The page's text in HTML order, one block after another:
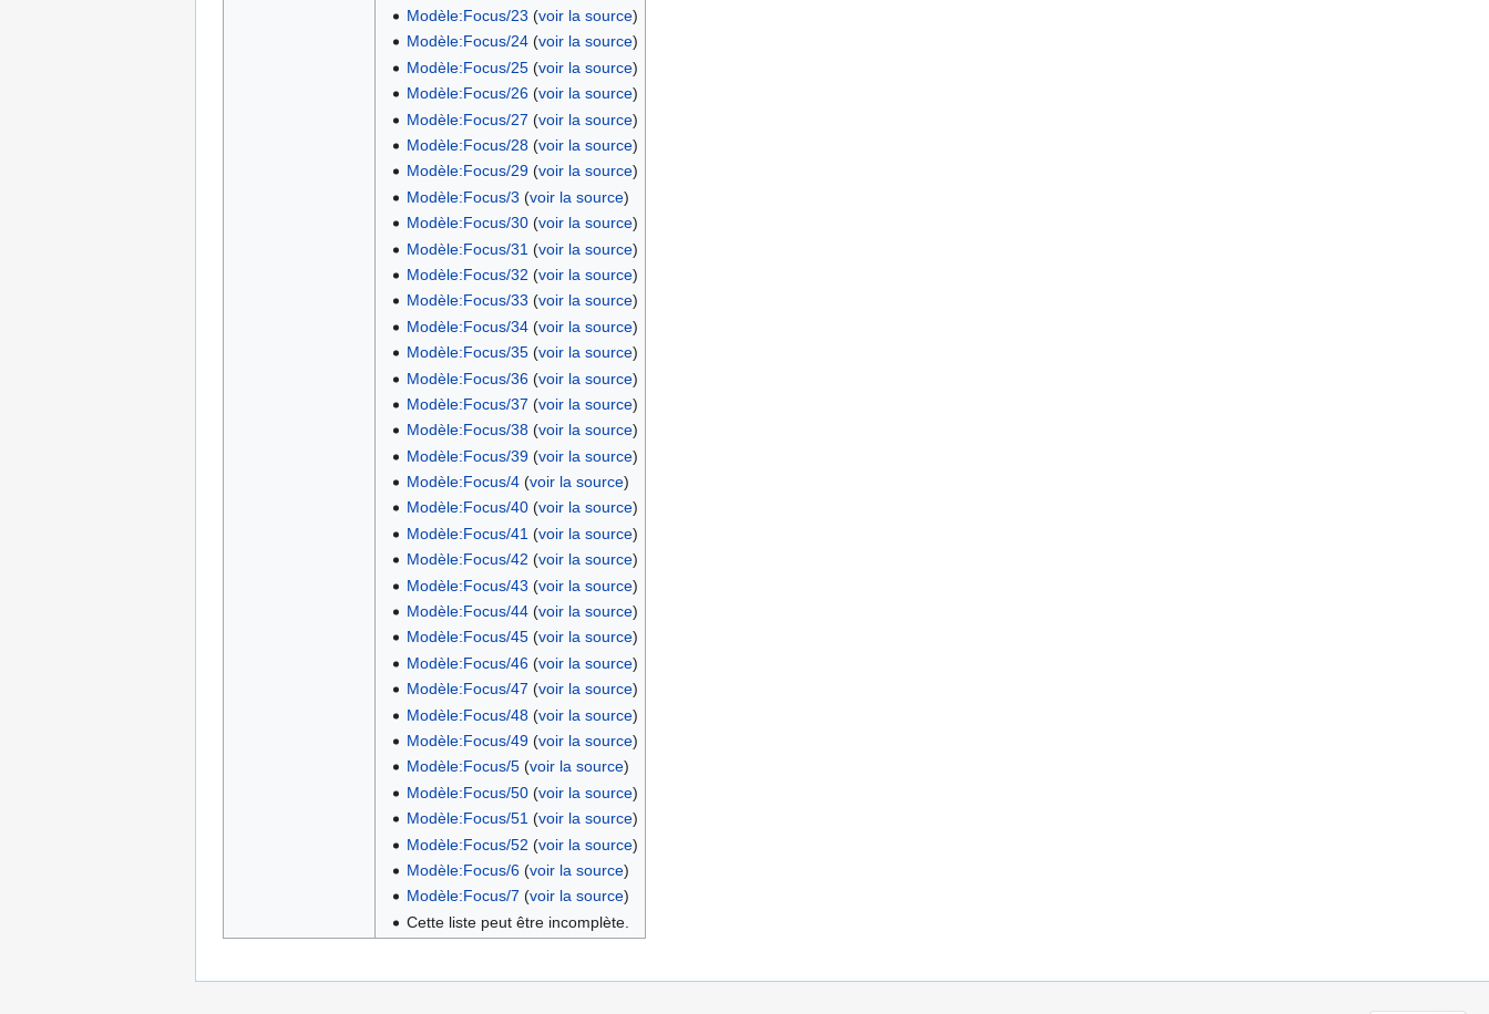
Modèle:Focus/23 (voir la source)
Modèle:Focus/24(voir la source)
Modèle:Focus/25(voir la source)
Modèle:Focus/26(voir la source)
Modèle:Focus/27 (voir la source)
Modèle:Focus/28(voir la source)
Modèle:Focus/29(voir la source)
Modèle:Focus/3 (voir la source)
Modèle:Focus/30(voir la source)
Modèle:Focus/31 (voir la source)
Modèle:Focus/32 (voir la source)
Modèle:Focus/33 (voir la source)
Modèle:Focus/34(voir la source)
Modèle:Focus/35(voir la source)
Modèle:Focus/36(voir la source)
Modèle:Focus/37 (voir la source)
Modèle:Focus/38(voir la source)
Modèle:Focus/39(voir la source)
Modèle:Focus/4(voir la source)
Modèle:Focus/40(voir la source)
Modèle:Focus/41 (voir la source)
Modèle:Focus/42 (voir la source)
Modèle:Focus/43 (voir la source)
Modèle:Focus/44(voir la source)
Modèle:Focus/45(voir la source)
Modèle:Focus/46(voir la source)
Modèle:Focus/47 (voir la source)
Modèle:Focus/48(voir la source)
Modèle:Focus/49(voir la source)
Modèle:Focus/5(voir la source)
Modèle:Focus/50(voir la source)
Modèle:Focus/51 (voir la source)
Modèle:Focus/52 (voir la source)
Modèle:Focus/6(voir la source)
Modèle:Focus/7 (voir la source)
Cette liste peut être incomplète.